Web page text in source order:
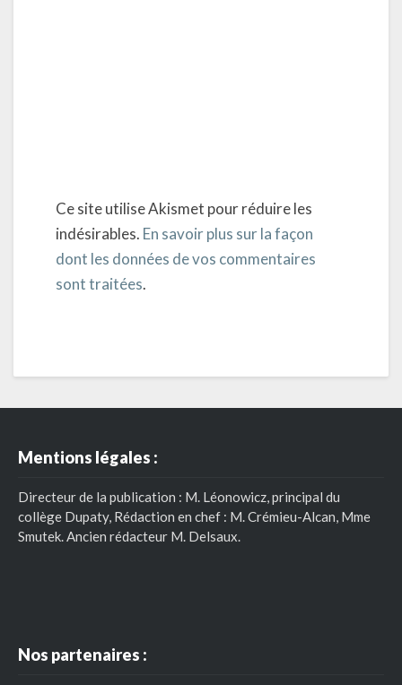
Ce site utilise Akismet pour réduire les
indésirables. En savoir plus sur la façon
dont les données de vos commentaires
sont traitées.
Mentions légales :
Directeur de la publication : M. Léonowicz, principal du
collège Dupaty, Rédaction en chef : M. Crémieu-Alcan, Mme
Smutek. Ancien rédacteur M. Delsaux.
Nos partenaires :